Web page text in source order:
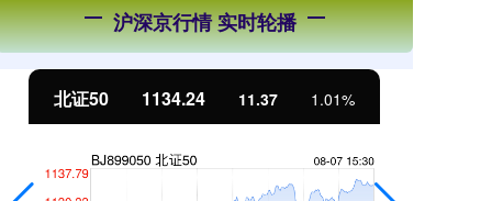
沪深京行情 实时轮播
北证50 1134.24 11.37 1.01%